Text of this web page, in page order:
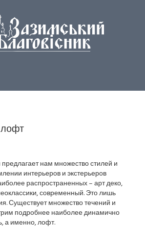
нам множество стилей и
интерьеров и экстерьеров
распространенных – арт деко,
современный. Это лишь
Существует множество течений и
подробнее наиболее динамично
а именно, лофт.